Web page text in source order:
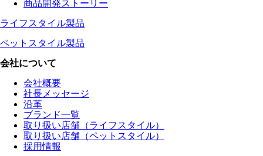
商品開発ストーリー
ライフスタイル製品
ペットスタイル製品
会社について
会社概要
社長メッセージ
沿革
ブランド一覧
取り扱い店舗（ライフスタイル）
取り扱い店舗（ペットスタイル）
採用情報